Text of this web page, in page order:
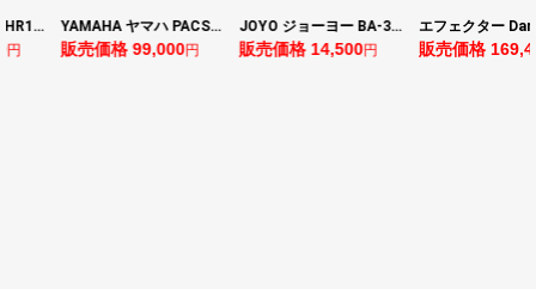
YAMAHA ヤマハ PACS+12 ASP Pacifica Standard Plus パシフィカスタンダードプラス エレキギター
円
JOYO ジョーヨー BA-30 VIBE CUBE BLK 30W 小型ベースアンプ Bluetooth+OTGオーディオI/F搭載
販売価格 14,500円
エフェクター Darkglass Electronics Anagram ベースエフェクター プリアンプ ダークグラス アナグラム
販売価格 169,400円 販売価格